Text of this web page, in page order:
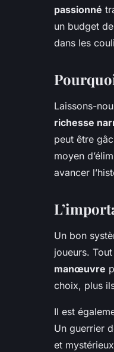
passionné
un budget
dans les
Laissons-
richesse
peut être
moyen
avancer
Un bon
joueurs.
manœuvre
choix, plus
Il est
Un guerrier
et